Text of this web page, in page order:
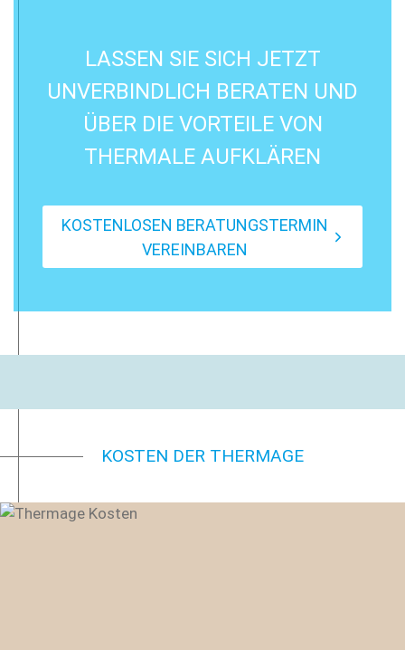
LASSEN SIE SICH JETZT
UNVERBINDLICH BERATEN UND
ÜBER DIE VORTEILE VON
THERMALE AUFKLÄREN
KOSTENLOSEN BERATUNGSTERMIN
VEREINBAREN
KOSTEN DER THERMAGE